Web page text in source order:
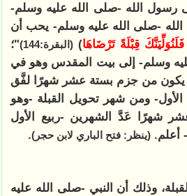
رسول الله -صلى الله عليه وسلم-
-صلى الله عليه وسلم- يحب أن
قِبْلَةً تَرْضَاهَا) (البقرة:144)
"؛
وسلم- إلى بيت المقدس وهو في
يكون من جزم بستة عشر شهرًا لفَّق
ومن شهر تحويل القبلة -وهو
شهرًا عَدَّ الشهرين -ربيع الأول
أعلم. (ينظر: فتح الباري لابن حجر).
وذلك أن النبي -صلى الله عليه